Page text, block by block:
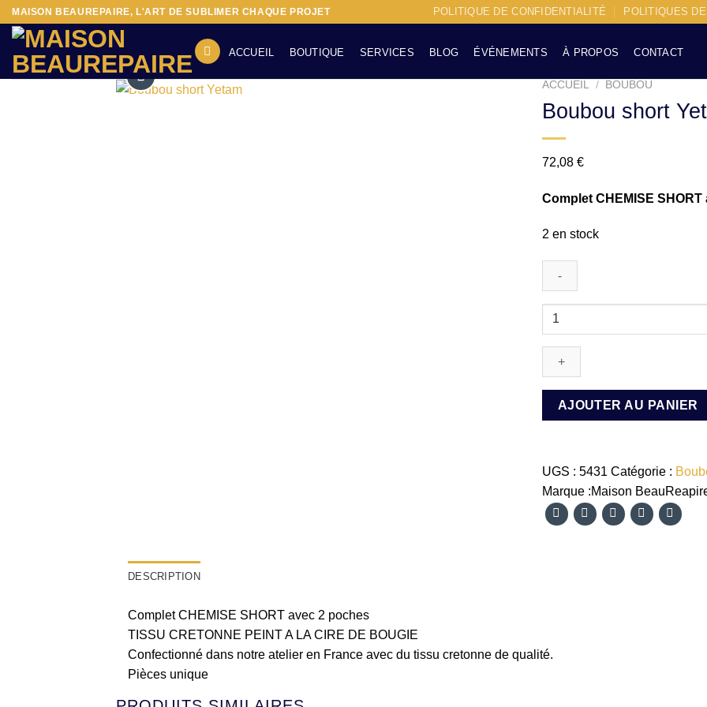
Passer
au
contenu
MAISON BEAUREPAIRE, L'ART DE SUBLIMER CHAQUE PROJET POLITIQUE DE CONFIDENTIALITÉ POLITIQUES
ACCUEIL BOUTIQUE SERVICES BLOG ÉVÉNEMENTS À PROPOS CONTACT
ACCUEIL / BOUBOU
Boubou short
72,08 €
Complet CHEMISE
2 en stock
quantité
Boubou
short
AJOUTER AU PANIER
UGS : 5431 Catégorie :
Marque :Maison
DESCRIPTION
Complet CHEMISE SHORT avec 2 poches
TISSU CRETONNE PEINT A LA CIRE DE BOUGIE
Confectionné dans notre atelier en France avec du tissu cretonne de qualité.
Pièces unique